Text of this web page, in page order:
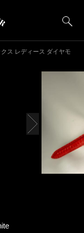
ス レディース ダイヤモ